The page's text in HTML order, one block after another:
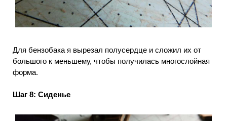
Для бензобака я вырезал полусердце и сложил их от
большого к меньшему, чтобы получилась многослойная
форма.
Шаг 8: Сиденье